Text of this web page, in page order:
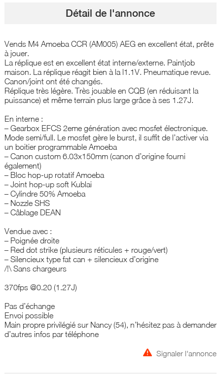
Détail de l'annonce
Vends M4 Amoeba CCR (AM005) AEG en excellent état, prête
à jouer.
La réplique est en excellent état interne/externe. Paintjob
maison. La réplique réagit bien à la l1.1V. Pneumatique revue.
Canon/joint ont été changés.
Réplique très légère. Très jouable en CQB (en réduisant la
puissance) et même terrain plus large grâce à ses 1.27J.
En interne :
– Gearbox EFCS 2eme génération avec mosfet électronique.
Mode semi/full. Le mosfet gère le burst, il suffit de l’activer via
un boitier programmable Amoeba
– Canon custom 6.03x150mm (canon d’origine fourni
également)
– Bloc hop-up rotatif Amoeba
– Joint hop-up soft Kublai
– Cylindre 50% Amoeba
– Nozzle SHS
– Câblage DEAN
Vendue avec :
– Poignée droite
– Red dot strike (plusieurs réticules + rouge/vert)
– Silencieux type fat can + silencieux d’origine
/!\ Sans chargeurs
370fps @0.20 (1.27J)
Pas d’échange
Envoi possible
Main propre privilégié sur Nancy (54), n’hésitez pas à demander
d’autres infos par téléphone
Signaler l'annonce